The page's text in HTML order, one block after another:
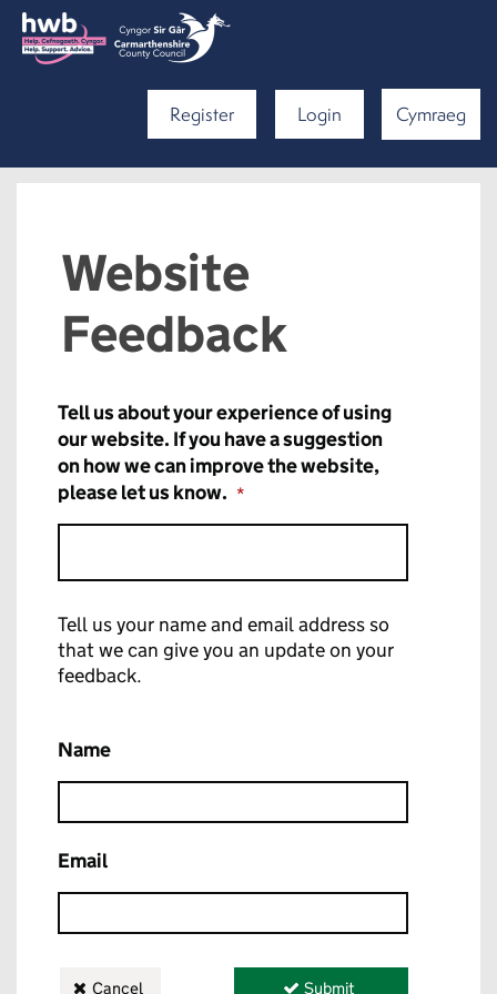
Register Login Cymraeg